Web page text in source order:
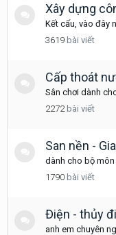
Xây dựng
Kết cấu, vào đây
3619 bài viết
Cấp thoát
Sân chơi dành
2272 bài viết
San nền -
dành cho bộ
1790 bài viết
Điện - thủy
anh em chuyên